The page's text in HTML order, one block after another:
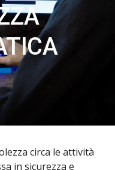
circa le attività
in sicurezza e